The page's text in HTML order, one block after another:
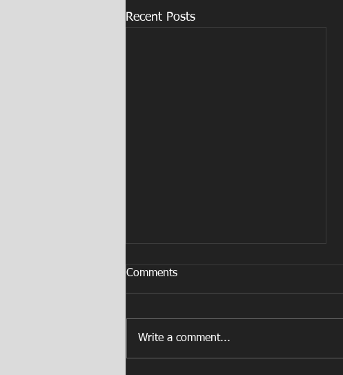
Recent Posts
Comments
Write a comment...